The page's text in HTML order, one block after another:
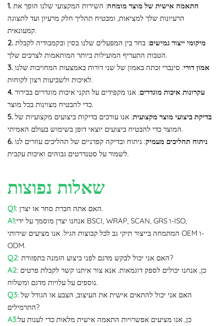
1. התאמה אישית של מוצר מומחה: השירות המקצועי שלנו הופך את
הרעיונות שלך למציאות, ומבטיח תהליך חלק מרעיון ועד לתצוגה
קמעונאית.
2. מיקומי ייצור גמישים: בחר בין המפעלים שלנו בסין ובקמבודיה לקבלת
הטבות התעריף המועילות ביותר המותאמות לצרכים שלך.
3. אמון דורי: סינברי זכתה באמון של שני דורות באמצעות המחויבות שלנו
לאיכות ולשביעות רצון לקוחות.
4. עקרונות איכות מוגדרים: אנו מקפידים על תקני איכות מוגדרים בבירור
כדי להבטיח מצוינות בכל מוצר.
5. בדיקת ביצועי מוצר מקצועית: אנו עורכים בדיקות ביצועים מקצועיות של
המוצר כדי להבטיח ביצועים יוצאי דופן בשימוש בעולם האמיתי.
6. ניתוח תהליכים מעמיק: ניתוח ובדיקה קפדניים של תהליכים עוזרים לנו
לשמור על סטנדרטים גבוהים ואיכות עקבית.
שאלות נפוצות
Q1
: האם אתה חברת סחר או יצרן.
A1:אנחנו יצרן מוסמך על ידי BSCI, WRAP, SCAN, GRS ו-ISO,
המתמחה בייצור תיקי גב לכל קבוצות הגיל. אנו מציעים שירותי OEM ו-
ODM.
Q2
: האם אני יכול לבקש מדגם לפני ביצוע הזמנה בתפזורת?
A2: כן, אנחנו יכולים לספק דוגמאות. אנא צור איתנו קשר לקבלת פרטים
נוספים על עלויות מדגם ומשלוח.
Q3: האם אני יכול להתאים אישית את העיצוב, הצבע או הגודל של
התרמילים?
A3:כן, אנו מציעים אפשרויות התאמה אישית מלאות כדי לענות על